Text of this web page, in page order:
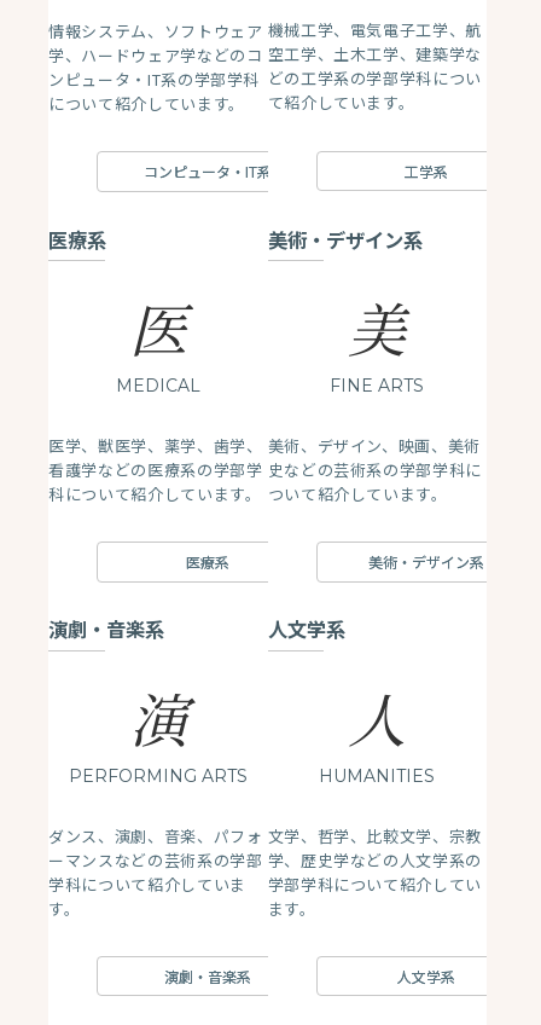
情報システム、ソフトウェア
学、ハードウェア学などのコ
ンピュータ・IT系の学部学科
について紹介しています。
コンピュータ・IT系
機械工学、電気電子工学、航
空工学、土木工学、建築学な
どの工学系の学部学科につい
て紹介しています。
工学系
医療系
医
MEDICAL
医学、獣医学、薬学、歯学、
看護学などの医療系の学部学
科について紹介しています。
医療系
美術・デザイン系
美
FINE ARTS
美術、デザイン、映画、美術
史などの芸術系の学部学科に
ついて紹介しています。
美術・デザイン系
演劇・音楽系
演
PERFORMING ARTS
ダンス、演劇、音楽、パフォ
ーマンスなどの芸術系の学部
学科について紹介していま
す。
演劇・音楽系
人文学系
人
HUMANITIES
文学、哲学、比較文学、宗教
学、歴史学などの人文学系の
学部学科について紹介してい
ます。
人文学系